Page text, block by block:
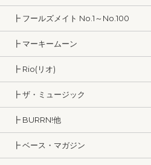
┣ フールズメイト No.1～No.100
┣ マーキームーン
┣ Rio(リオ)
┣ ザ・ミュージック
┣ BURRN!他
┣ ベース・マガジン